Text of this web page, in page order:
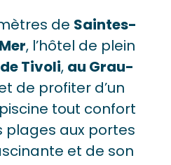
de Saintes-
, l’hôtel de plein
Tivoli, au Grau-
de profiter d’un
tout confort
plages aux portes
et de son